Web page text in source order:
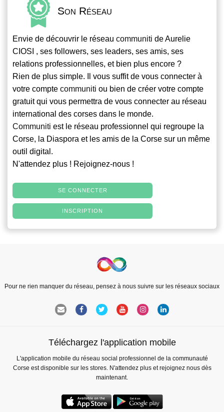
Son Réseau
Envie de découvrir le réseau communiti de Aurelie
CIOSI , ses followers, ses leaders, ses amis, ses
relations professionnelles, et bien plus encore ?
Rien de plus simple. Il vous suffit de vous connecter à
votre compte communiti ou bien de créer votre compte
gratuit qui vous permettra de vous connecter au réseau
international des corses dans le monde.
Communiti est le réseau professionnel qui regroupe la
Corse, la Diaspora et les amis de la Corse sur un même
outil digital.
N'attendez plus ! Rejoignez-nous !
SE CONNECTER
INSCRIPTION
Pour ne rien manquer du réseau, pensez à nous suivre sur les réseaux sociaux
Téléchargez l'application mobile
L'application mobile du réseau social professionnel de la communauté
Corse est disponible sur les stores. N'attendez plus et rejoignez nous dès
maintenant.